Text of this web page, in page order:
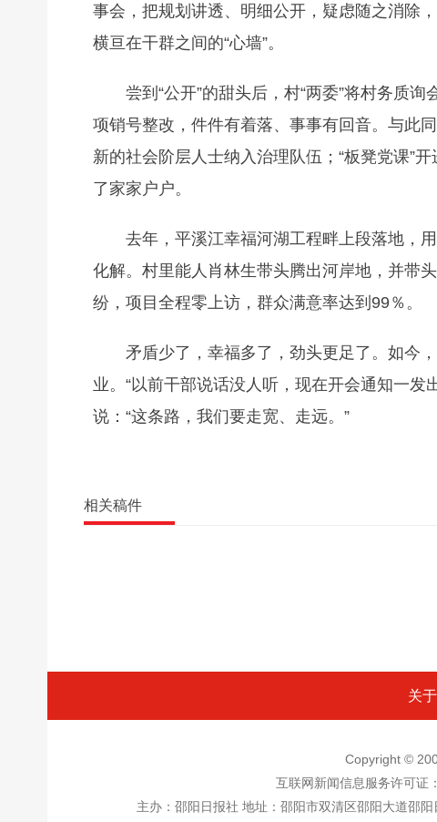
事会，把规划讲透、明细公开，疑虑随之消除
横亘在干群之间的“心墙”。
尝到“公开”的甜头后，村“两委”将村务质
项销号整改，件件有着落、事事有回音。与此
新的社会阶层人士纳入治理队伍；“板凳党课”
了家家户户。
去年，平溪江幸福河湖工程畔上段落地，
化解。村里能人肖林生带头腾出河岸地，并带
纷，项目全程零上访，群众满意率达到99％。
矛盾少了，幸福多了，劲头更足了。如今
业。“以前干部说话没人听，现在开会通知一发
说：“这条路，我们要走宽、走远。”
相关稿件
关
Copyright ©
互联网新闻信息服务许可证：
主办：邵阳日报社 地址：邵阳市双清区邵阳大道邵